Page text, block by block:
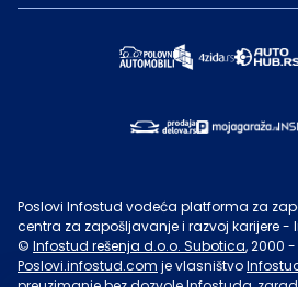
Poslovi Infostud vodeća platforma za
centra za zapošljavanje i razvoj karijere -
© Infostud rešenja d.o.o. Subotica, 2000 -
Poslovi.infostud.com je vlasništvo